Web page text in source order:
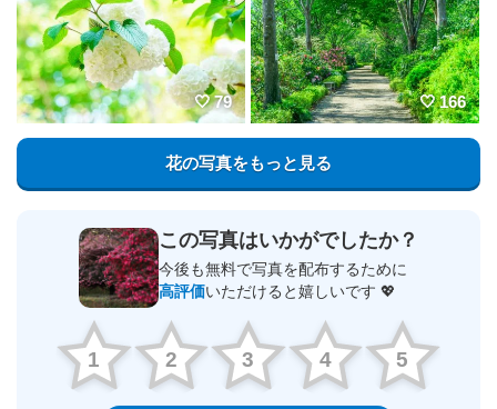
79 166
花の写真をもっと見る
この写真はいかがでしたか？
今後も無料で写真を配布するために
高評価いただけると嬉しいです 💖
1 2 3 4 5